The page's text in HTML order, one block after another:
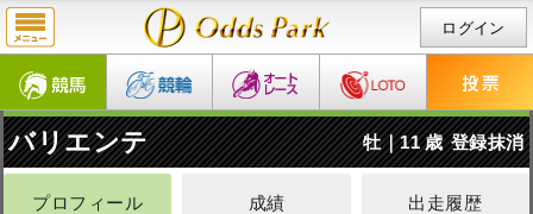
ログイン
バリエンテ 牡｜11 歳 登録抹消
プロフィール 成績 出走履歴